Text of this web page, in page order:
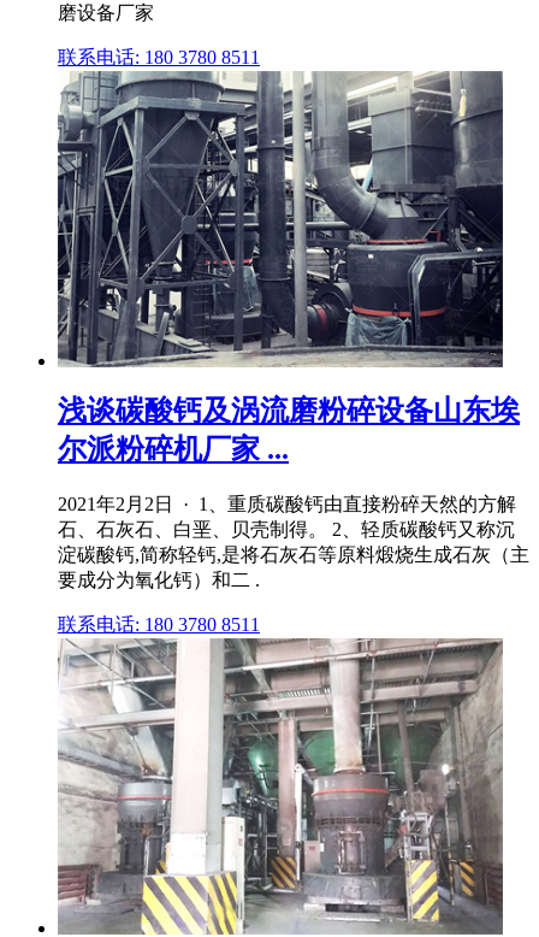
磨设备厂家
联系电话: 180 3780 8511
浅谈碳酸钙及涡流磨粉碎设备山东埃
尔派粉碎机厂家 ...
2021年2月2日 · 1、重质碳酸钙由直接粉碎天然的方解
石、石灰石、白垩、贝壳制得。 2、轻质碳酸钙又称沉
淀碳酸钙,简称轻钙,是将石灰石等原料煅烧生成石灰（主
要成分为氧化钙）和二 .
联系电话: 180 3780 8511